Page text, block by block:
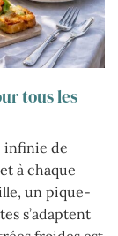
tous les
infinie de
à chaque
un pique-
s’adaptent